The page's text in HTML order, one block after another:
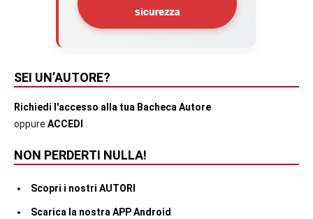
SEI UN’AUTORE?
Richiedi l'accesso alla tua Bacheca Autore
oppure ACCEDI
NON PERDERTI NULLA!
Scopri i nostri AUTORI
Scarica la nostra APP Android